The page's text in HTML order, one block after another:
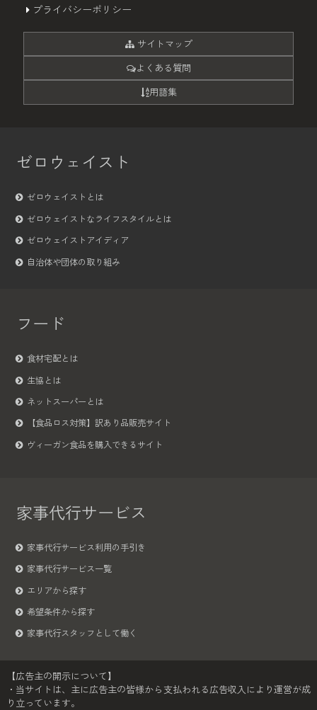
プライバシーポリシー
サイトマップ
よくある質問
用語集
ゼロウェイスト
ゼロウェイストとは
ゼロウェイストなライフスタイルとは
ゼロウェイストアイディア
自治体や団体の取り組み
フード
食材宅配とは
生協とは
ネットスーパーとは
【食品ロス対策】訳あり品販売サイト
ヴィーガン食品を購入できるサイト
家事代行サービス
家事代行サービス利用の手引き
家事代行サービス一覧
エリアから探す
希望条件から探す
家事代行スタッフとして働く
【広告主の開示について】
・当サイトは、主に広告主の皆様から支払われる広告収入により運営が成
り立っています。